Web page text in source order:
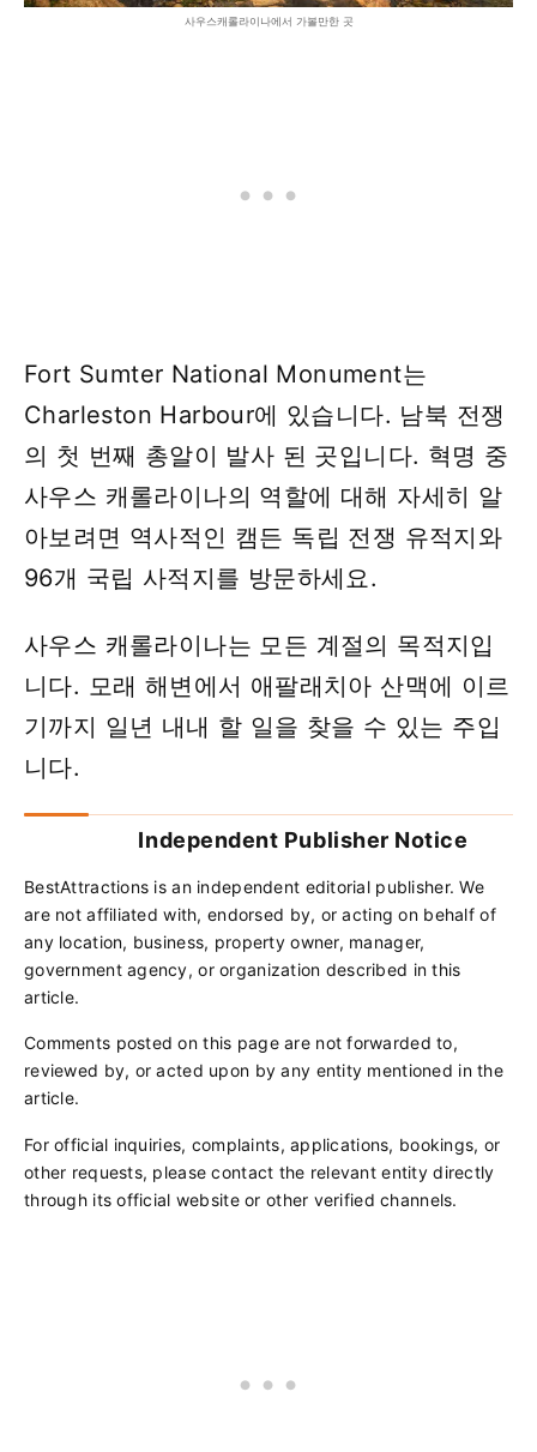
사우스캐롤라이나에서 가볼만한 곳
Fort Sumter National Monument는
Charleston Harbour에 있습니다. 남북 전쟁
의 첫 번째 총알이 발사 된 곳입니다. 혁명 중
사우스 캐롤라이나의 역할에 대해 자세히 알
아보려면 역사적인 캠든 독립 전쟁 유적지와
96개 국립 사적지를 방문하세요.
사우스 캐롤라이나는 모든 계절의 목적지입
니다. 모래 해변에서 애팔래치아 산맥에 이르
기까지 일년 내내 할 일을 찾을 수 있는 주입
니다.
Independent Publisher Notice
BestAttractions is an independent editorial publisher. We
are not affiliated with, endorsed by, or acting on behalf of
any location, business, property owner, manager,
government agency, or organization described in this
article.
Comments posted on this page are not forwarded to,
reviewed by, or acted upon by any entity mentioned in the
article.
For official inquiries, complaints, applications, bookings, or
other requests, please contact the relevant entity directly
through its official website or other verified channels.